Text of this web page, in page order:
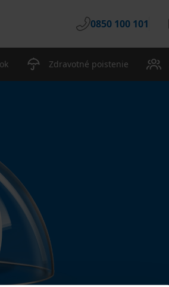
0850 100 101
Zdravotné poistenie